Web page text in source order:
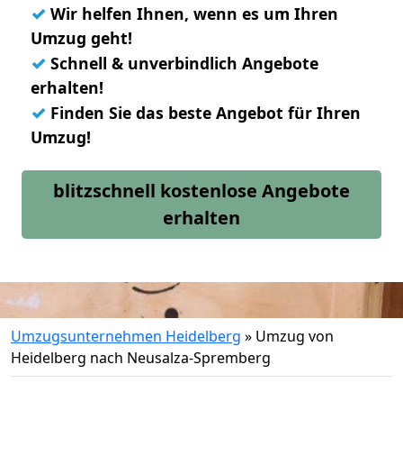
✓ Wir helfen Ihnen, wenn es um Ihren
Umzug geht!
✓ Schnell & unverbindlich Angebote
erhalten!
✓ Finden Sie das beste Angebot für Ihren
Umzug!
blitzschnell kostenlose Angebote
erhalten
Umzugsunternehmen Heidelberg » Umzug von
Heidelberg nach Neusalza-Spremberg